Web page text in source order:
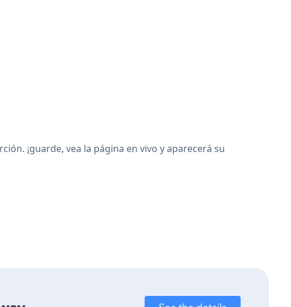
¡guarde, vea la página en vivo y aparecerá su